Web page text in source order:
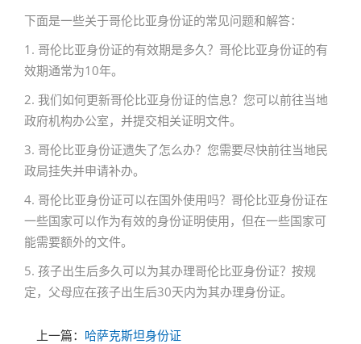
下面是一些关于哥伦比亚身份证的常见问题和解答：
1. 哥伦比亚身份证的有效期是多久？哥伦比亚身份证的有
效期通常为10年。
2. 我们如何更新哥伦比亚身份证的信息？您可以前往当地
政府机构办公室，并提交相关证明文件。
3. 哥伦比亚身份证遗失了怎么办？您需要尽快前往当地民
政局挂失并申请补办。
4. 哥伦比亚身份证可以在国外使用吗？哥伦比亚身份证在
一些国家可以作为有效的身份证明使用，但在一些国家可
能需要额外的文件。
5. 孩子出生后多久可以为其办理哥伦比亚身份证？按规
定，父母应在孩子出生后30天内为其办理身份证。
上一篇： 哈萨克斯坦身份证